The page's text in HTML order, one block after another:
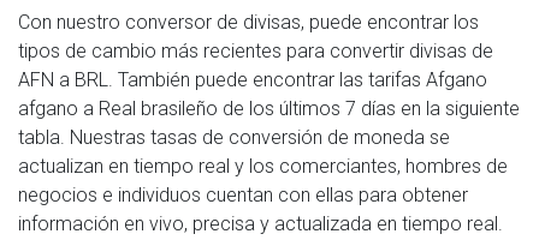
Con nuestro conversor de divisas, puede encontrar los
tipos de cambio más recientes para convertir divisas de
AFN a BRL. También puede encontrar las tarifas Afgano
afgano a Real brasileño de los últimos 7 días en la siguiente
tabla. Nuestras tasas de conversión de moneda se
actualizan en tiempo real y los comerciantes, hombres de
negocios e individuos cuentan con ellas para obtener
información en vivo, precisa y actualizada en tiempo real.